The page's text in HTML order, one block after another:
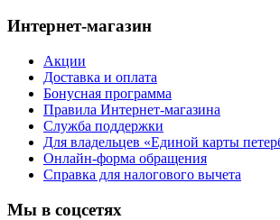
Интернет-магазин
Акции
Доставка и оплата
Бонусная программа
Правила Интернет-магазина
Служба поддержки
Для владельцев «Единой карты
Онлайн-форма обращения
Справка для налогового вычета
Мы в соцсетях